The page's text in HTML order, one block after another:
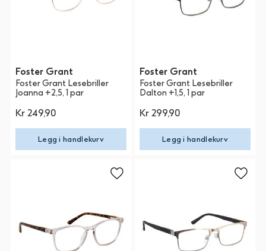
Foster Grant
Foster Grant Lesebriller
Joanna +2,5, 1 par
Kr 249,90
Legg i handlekurv
Foster Grant
Foster Grant Lesebriller
Dalton +1,5, 1 par
Kr 299,90
Legg i handlekurv